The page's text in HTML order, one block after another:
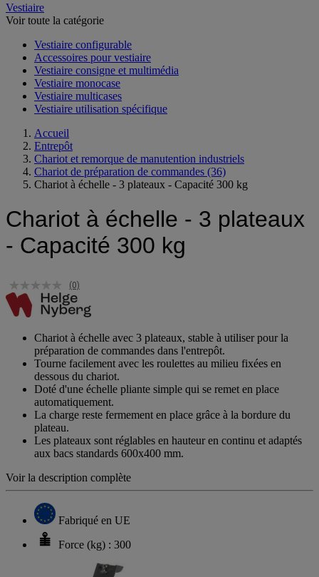
Vestiaire
Voir toute la catégorie
Vestiaire configurable
Accessoires pour vestiaire
Vestiaire consigne et multimédia
Vestiaire monocase
Vestiaire multicases
Vestiaire utilisation spécifique
Accueil
Entrepôt
Chariot et remorque de manutention industriels
Chariot de préparation de commandes (36)
Chariot à échelle - 3 plateaux - Capacité 300 kg
Chariot à échelle - 3 plateaux
- Capacité 300 kg
(0)
Chariot à échelle avec 3 plateaux, stable à utiliser pour la
préparation de commandes dans l'entrepôt.
Tourne facilement avec les roulettes au milieu fixées en
dessous du chariot.
Doté d'une échelle pliante simple qui se remet en place
automatiquement.
La charge reste fermement en place grâce à la bordure du
plateau.
Les plateaux sont réglables en hauteur en continu et adaptés
aux bacs standards 600x400 mm.
Voir la description complète
Fabriqué en UE
Force (kg) : 300